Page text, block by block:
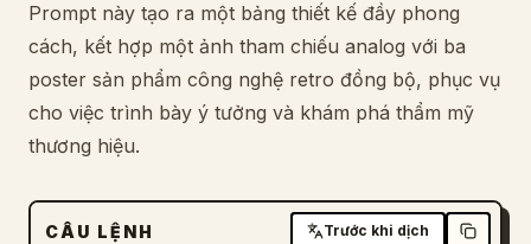
Lời nhắc
Giá cả
Prompt này tạo ra một bảng thiết kế đầy phong
cách, kết hợp một ảnh tham chiếu analog với ba
poster sản phẩm công nghệ retro đồng bộ, phục vụ
cho việc trình bày ý tưởng và khám phá thẩm mỹ
thương hiệu.
CÂU LỆNH Trước khi dịch